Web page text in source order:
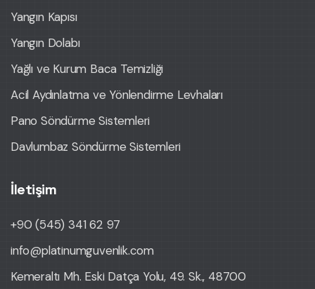
Yangın Kapısı
Yangın Dolabı
Yağlı ve Kurum Baca Temizliği
Acil Aydınlatma ve Yönlendirme Levhaları
Pano Söndürme Sistemleri
Davlumbaz Söndürme Sistemleri
İletişim
+90 (545) 341 62 97
info@platinumguvenlik.com
Kemeraltı Mh. Eski Datça Yolu, 49. Sk., 48700